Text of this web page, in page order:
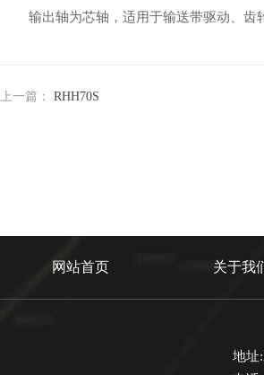
输出轴为芯轴，适用于输送带驱动、齿
上一篇： RHH70S
网站首页 关于我
地址